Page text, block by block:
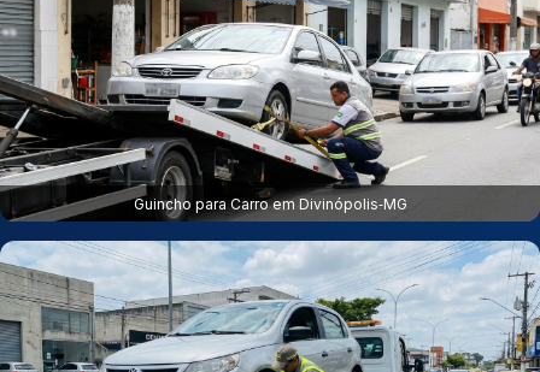
Guincho para Carro em Divinópolis‑MG